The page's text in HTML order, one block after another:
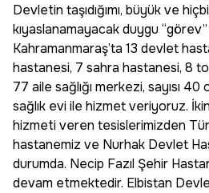
Devletin taşıdığımı, büyük ve
kıyaslanamayacak duygu
Kahramanmaraş’ta 13 devlet
hastanesi, 7 sahra hastanesi, 8
77 aile sağlığı merkezi, sayısı 40
sağlık evi ile hizmet veriyoruz.
hizmeti veren tesislerimizden
hastanemiz ve Nurhak Devlet
durumda. Necip Fazıl Şehir
devam etmektedir. Elbistan